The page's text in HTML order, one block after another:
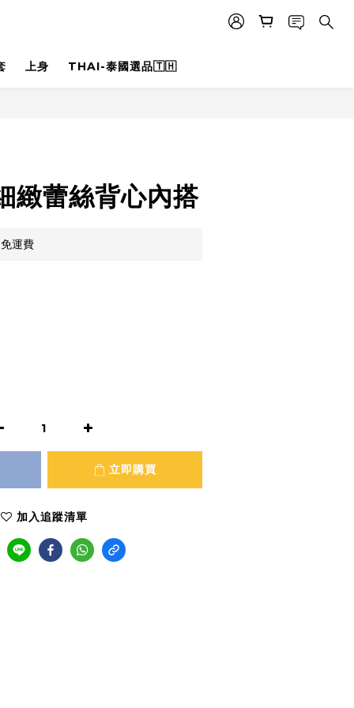
上身 THAI-泰國選品🇹🇭
緻蕾絲背心內搭
運費
立即購買
加入追蹤清單